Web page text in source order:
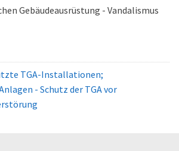
Gebäudeausrüstung - Vandalismus
TGA-Installationen;
- Schutz der TGA vor